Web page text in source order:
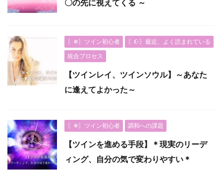
〇の先に視えてくる ～
〖✵〗ツイン初心者
〖☪︎〗最近、よく読まれている
統合プロセス
【ツインレイ、ツインソウル】～あなた
に逢えてよかった～
〖✵〗ツイン初心者 調和への課題
【ツインを進める手段】＊現実のリーデ
ィング、自分の気で変わりやすい＊